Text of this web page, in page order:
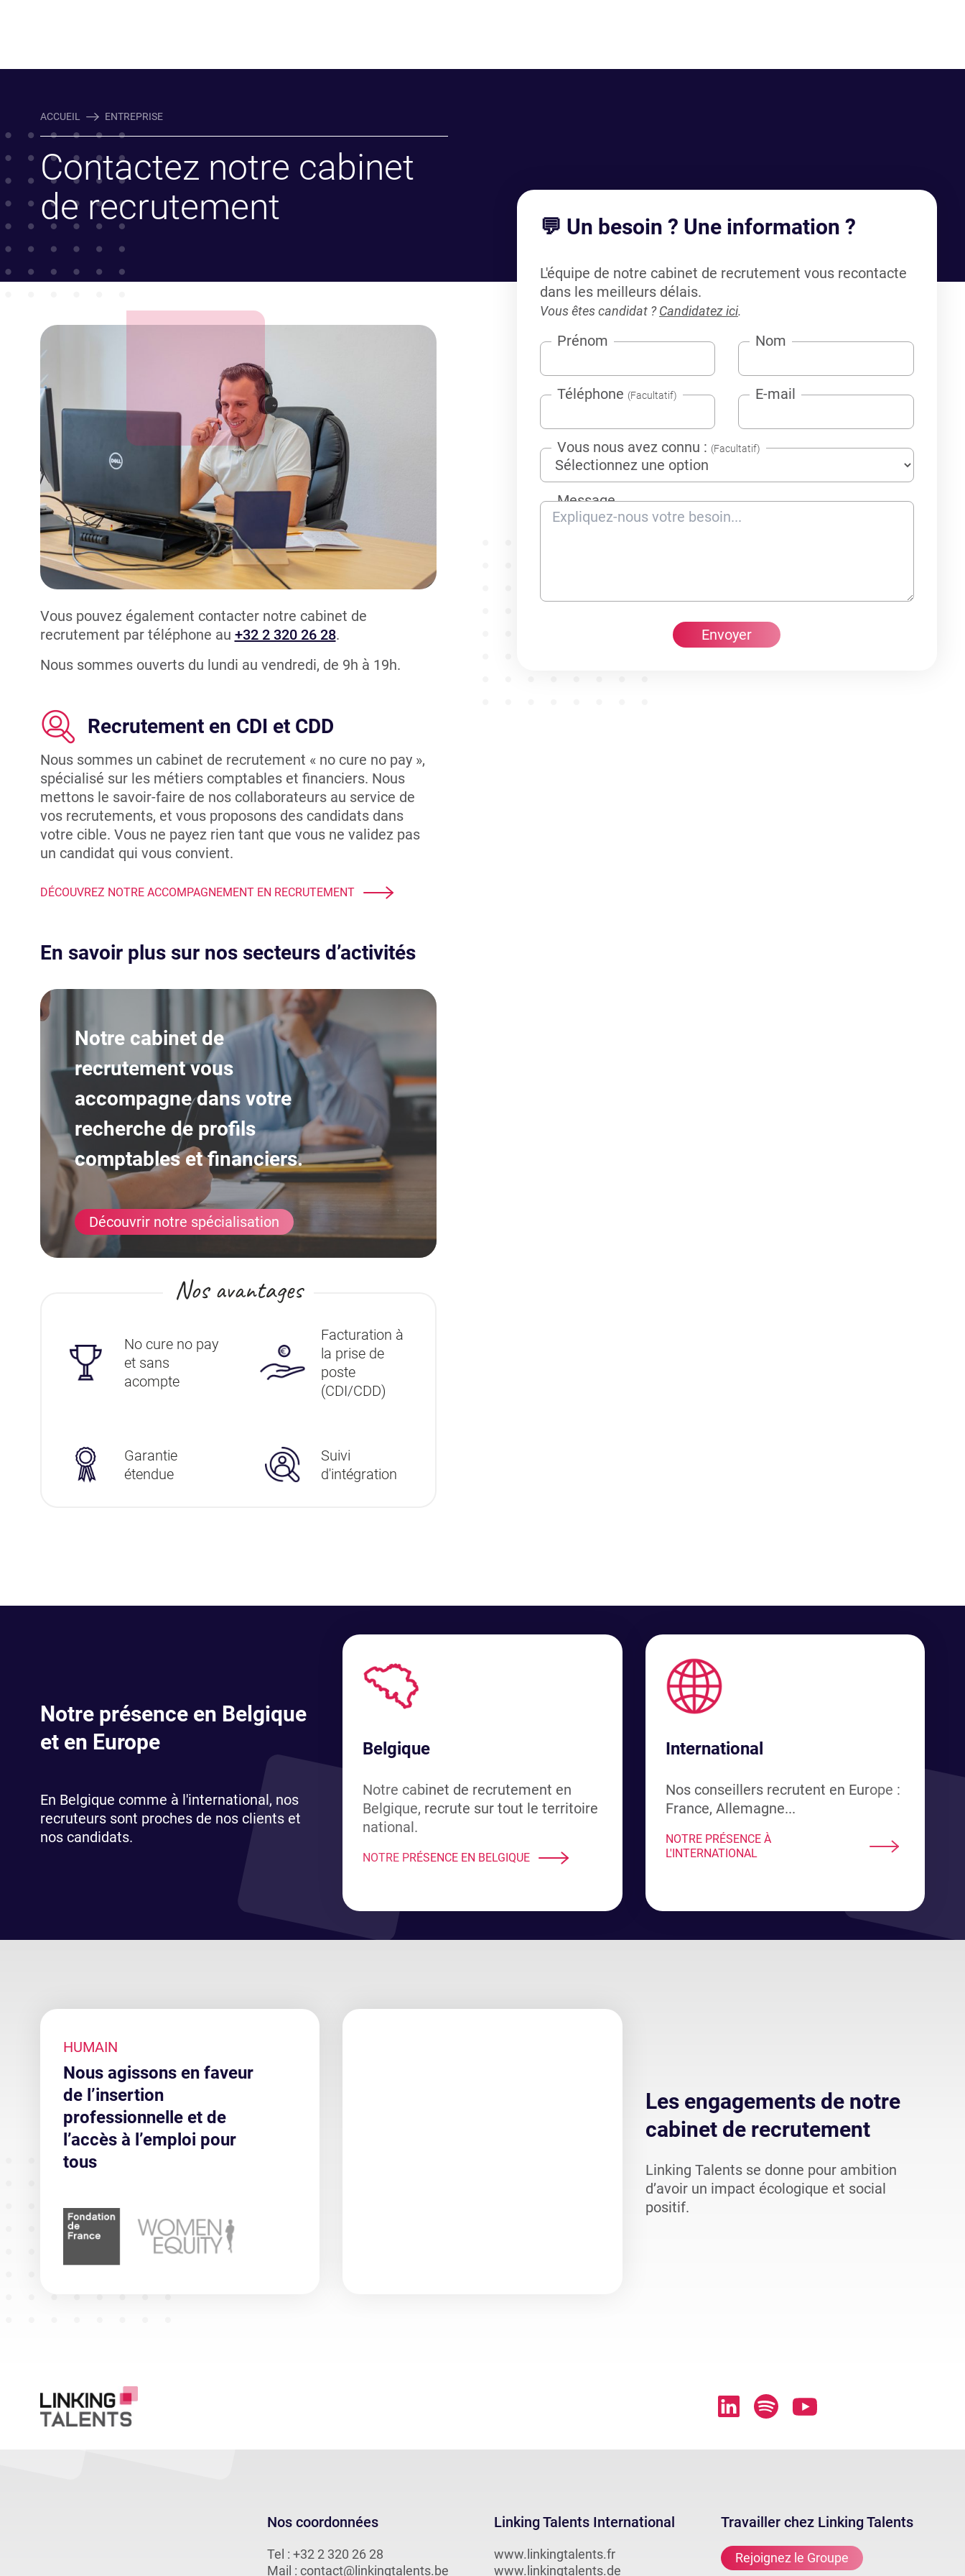
ACCUEIL ENTREPRISE
Contactez notre cabinet
de recrutement
Vous pouvez également contacter notre cabinet de
recrutement par téléphone au +32 2 320 26 28.
Nous sommes ouverts du lundi au vendredi, de 9h à 19h.
Recrutement en CDI et CDD
Nous sommes un cabinet de recrutement « no cure no pay »,
spécialisé sur les métiers comptables et financiers. Nous
mettons le savoir-faire de nos collaborateurs au service de
vos recrutements, et vous proposons des candidats dans
votre cible. Vous ne payez rien tant que vous ne validez pas
un candidat qui vous convient.
DÉCOUVREZ NOTRE ACCOMPAGNEMENT EN RECRUTEMENT
En savoir plus sur nos secteurs d’activités
Notre cabinet de
recrutement vous
accompagne dans votre
recherche de profils
comptables et financiers.
Découvrir notre spécialisation
Nos avantages
No cure no pay
et sans
acompte
Facturation à
la prise de
poste
(CDI/CDD)
Garantie
étendue
Suivi
d'intégration
💬 Un besoin ? Une information ?
L'équipe de notre cabinet de recrutement vous recontacte
dans les meilleurs délais.
Vous êtes candidat ?Candidatez ici.
Prénom Nom
Téléphone (Facultatif) E-mail
Vous nous avez connu : (Facultatif)
Message
Notre présence en Belgique
et en Europe
En Belgique comme à l'international, nos
recruteurs sont proches de nos clients et
nos candidats.
Belgique
Notre cabinet de recrutement en
Belgique, recrute sur tout le territoire
national.
NOTRE PRÉSENCE EN BELGIQUE
International
Nos conseillers recrutent en Europe :
France, Allemagne...
NOTRE PRÉSENCE À
L'INTERNATIONAL
HUMAIN
Nous agissons en faveur
de l’insertion
professionnelle et de
l’accès à l’emploi pour
tous
Les engagements de notre
cabinet de recrutement
Linking Talents se donne pour ambition
d’avoir un impact écologique et social
positif.
Nos coordonnées
Tel : +32 2 320 26 28
Mail : contact@linkingtalents.be
Linking Talents International
www.linkingtalents.fr
www.linkingtalents.de
Travailler chez Linking Talents
Rejoignez le Groupe